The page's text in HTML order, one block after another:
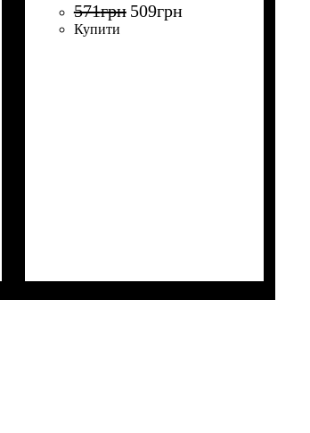
571грн 509грн
Купити